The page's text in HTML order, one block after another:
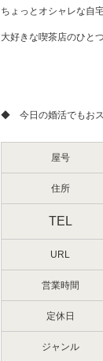
ちょっとオシャレな自
大好きな喫茶店のひと
◆ 今日の婚活でもお
屋号
住所
TEL
URL
営業時間
定休日
ジャンル